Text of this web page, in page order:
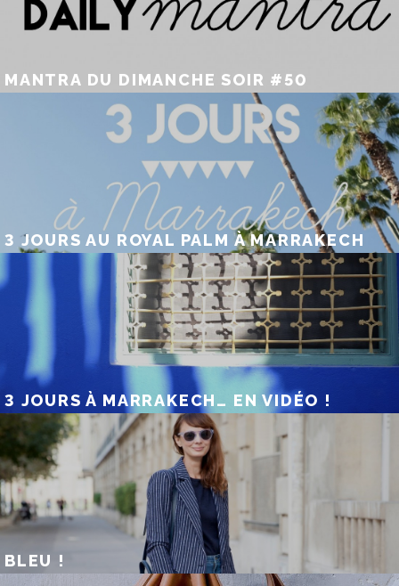
MANTRA DU DIMANCHE SOIR #50
3 JOURS AU ROYAL PALM À MARRAKECH
3 JOURS À MARRAKECH… EN VIDÉO !
BLEU !